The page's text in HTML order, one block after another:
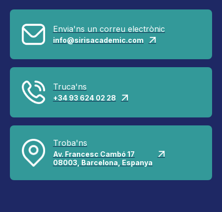
Envia'ns un correu electrònic
info@sirisacademic.com 
Truca'ns
+34 93 624 02 28 
Troba'ns
Av. Francesc Cambó 17
08003, Barcelona, Espanya
